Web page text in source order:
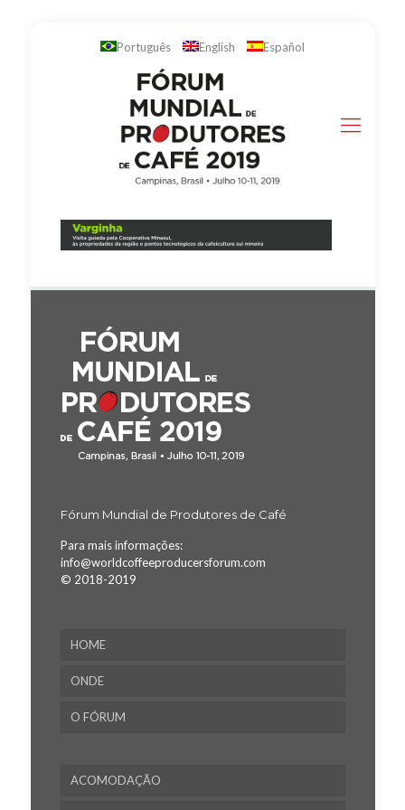
Português English Español
Fórum Mundial de Produtores de Café
Para mais informações:
info@worldcoffeeproducersforum.com
© 2018-2019
HOME
ONDE
O FÓRUM
ACOMODAÇÃO